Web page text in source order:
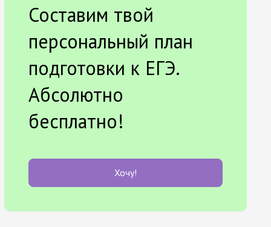
Составим твой
персональный план
подготовки к ЕГЭ.
Абсолютно
бесплатно!
Хочу!